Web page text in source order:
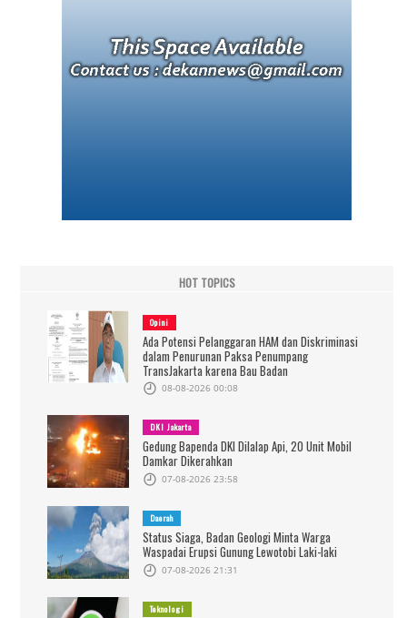
HOT TOPICS
Opini
Ada Potensi Pelanggaran HAM dan Diskriminasi
dalam Penurunan Paksa Penumpang
TransJakarta karena Bau Badan
08-08-2026 00:08
DKI Jakarta
Gedung Bapenda DKI Dilalap Api, 20 Unit Mobil
Damkar Dikerahkan
07-08-2026 23:58
Daerah
Status Siaga, Badan Geologi Minta Warga
Waspadai Erupsi Gunung Lewotobi Laki-laki
07-08-2026 21:31
Teknologi